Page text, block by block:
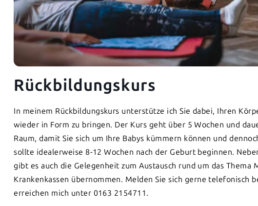
Rückbildungskurs
In meinem Rückbildungskurs unterstütze ich Sie dabei, Ihren
wieder in Form zu bringen. Der Kurs geht über 5 Wochen und
Raum, damit Sie sich um Ihre Babys kümmern können und
sollte idealerweise 8-12 Wochen nach der Geburt beginnen.
gibt es auch die Gelegenheit zum Austausch rund um das
Krankenkassen übernommen. Melden Sie sich gerne telefonisch
erreichen mich unter 0163 2154711.